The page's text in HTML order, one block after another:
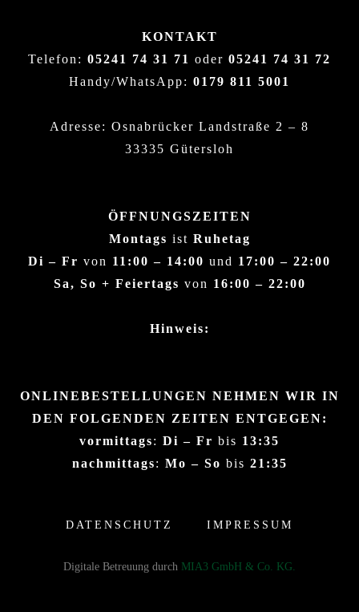
KONTAKT
Telefon: 05241 74 31 71 oder 05241 74 31 72
Handy/WhatsApp: 0179 811 5001
Adresse: Osnabrücker Landstraße 2 – 8
33335 Gütersloh
ÖFFNUNGSZEITEN
Montags ist Ruhetag
Di – Fr von 11:00 – 14:00 und 17:00 – 22:00
Sa, So + Feiertags von 16:00 – 22:00
Hinweis:
ONLINEBESTELLUNGEN NEHMEN WIR IN
DEN FOLGENDEN ZEITEN ENTGEGEN:
vormittags: Di – Fr bis 13:35
nachmittags: Mo – So bis 21:35
DATENSCHUTZ IMPRESSUM
Digitale Betreuung durch MIA3 GmbH & Co. KG.